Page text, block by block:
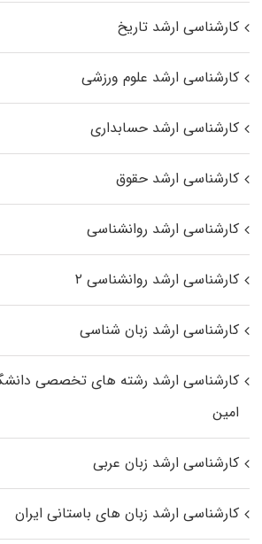
کارشناسی ارشد تاریخ
کارشناسی ارشد علوم ورزشی
کارشناسی ارشد حسابداری
کارشناسی ارشد حقوق
کارشناسی ارشد روانشناسی
کارشناسی ارشد روانشناسی ۲
کارشناسی ارشد زبان شناسی
کارشناسی ارشد رﺷﺘﻪ ﻫﺎی تخصصی
اﻣﻴﻦ
کارشناسی ارشد زبان عربی
کارشناسی ارشد زبان‌ های باستانی ایران